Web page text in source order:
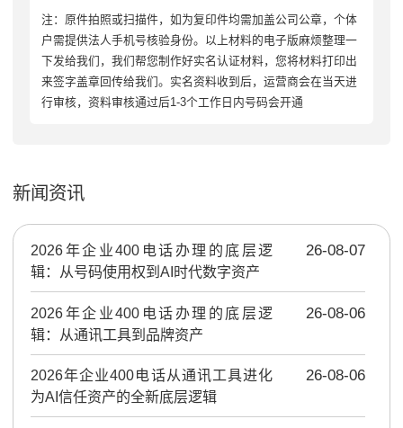
注：原件拍照或扫描件，如为复印件均需加盖公司公章，个体
户需提供法人手机号核验身份。以上材料的电子版麻烦整理一
下发给我们，我们帮您制作好实名认证材料，您将材料打印出
来签字盖章回传给我们。实名资料收到后，运营商会在当天进
行审核，资料审核通过后1-3个工作日内号码会开通
新闻资讯
2026年企业400电话办理的底层逻
辑：从号码使用权到AI时代数字资产
26-08-07
2026年企业400电话办理的底层逻
辑：从通讯工具到品牌资产
26-08-06
2026年企业400电话从通讯工具进化
为AI信任资产的全新底层逻辑
26-08-06